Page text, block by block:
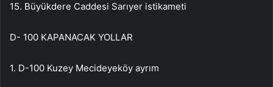
15. Büyükdere Caddesi Sarıyer istikameti
D- 100 KAPANACAK YOLLAR
1. D-100 Kuzey Mecideyeköy ayrım